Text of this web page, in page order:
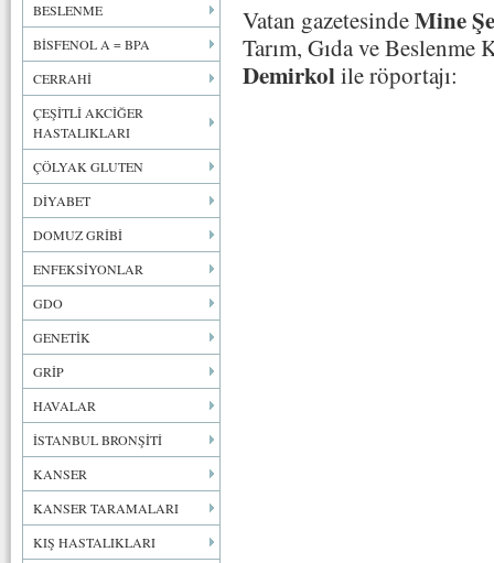
BESLENME
BİSFENOL A = BPA
CERRAHİ
ÇEŞİTLİ AKCİĞER
HASTALIKLARI
ÇÖLYAK GLUTEN
DİYABET
DOMUZ GRİBİ
ENFEKSİYONLAR
GDO
GENETİK
GRİP
HAVALAR
İSTANBUL BRONŞİTİ
KANSER
KANSER TARAMALARI
KIŞ HASTALIKLARI
Vatan gazetesindeMine
Tarım, Gıda ve
Demirkolile röportajı: